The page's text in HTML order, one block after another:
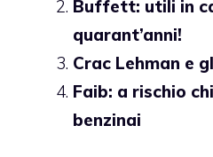
Buffett: utili in
quarant’anni!
Crac Lehman e
Faib: a rischio
benzinai